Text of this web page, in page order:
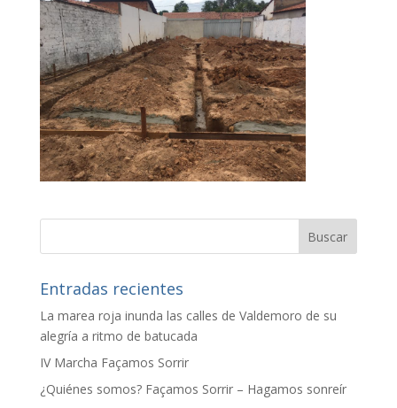
Entradas recientes
La marea roja inunda las calles de Valdemoro de su
alegría a ritmo de batucada
IV Marcha Façamos Sorrir
¿Quiénes somos? Façamos Sorrir – Hagamos sonreír